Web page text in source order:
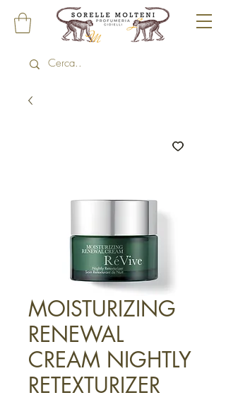
MOISTURIZING
RENEWAL
CREAM NIGHTLY
RETEXTURIZER